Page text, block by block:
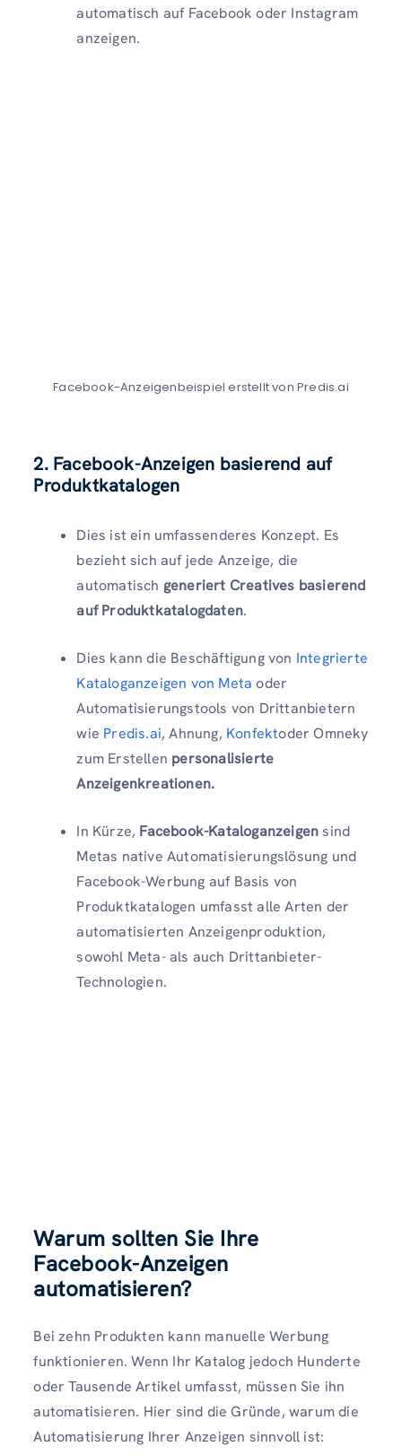
automatisch auf Facebook oder Instagram
anzeigen.
Facebook-Anzeigenbeispiel erstellt von Predis.ai
2. Facebook-Anzeigen basierend auf
Produktkatalogen
Dies ist ein umfassenderes Konzept. Es
bezieht sich auf jede Anzeige, die
automatisch generiert Creatives basierend
auf Produktkatalogdaten.
Dies kann die Beschäftigung von Integrierte
Kataloganzeigen von Meta oder
Automatisierungstools von Drittanbietern
wie Predis.ai, Ahnung, Konfektoder Omneky
zum Erstellen personalisierte
Anzeigenkreationen.
In Kürze, Facebook-Kataloganzeigensind
Metas native Automatisierungslösung und
Facebook-Werbung auf Basis von
Produktkatalogen umfasst alle Arten der
automatisierten Anzeigenproduktion,
sowohl Meta- als auch Drittanbieter-
Technologien.
Warum sollten Sie Ihre
Facebook-Anzeigen
automatisieren?
Bei zehn Produkten kann manuelle Werbung
funktionieren. Wenn Ihr Katalog jedoch Hunderte
oder Tausende Artikel umfasst, müssen Sie ihn
automatisieren. Hier sind die Gründe, warum die
Automatisierung Ihrer Anzeigen sinnvoll ist: